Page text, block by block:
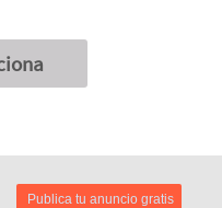
Publica tu anuncio gratis